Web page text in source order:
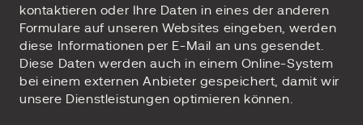
kontaktieren oder Ihre Daten in eines der anderen
Formulare auf unseren Websites eingeben, werden
diese Informationen per E-Mail an uns gesendet.
Diese Daten werden auch in einem Online-System
bei einem externen Anbieter gespeichert, damit wir
unsere Dienstleistungen optimieren können.